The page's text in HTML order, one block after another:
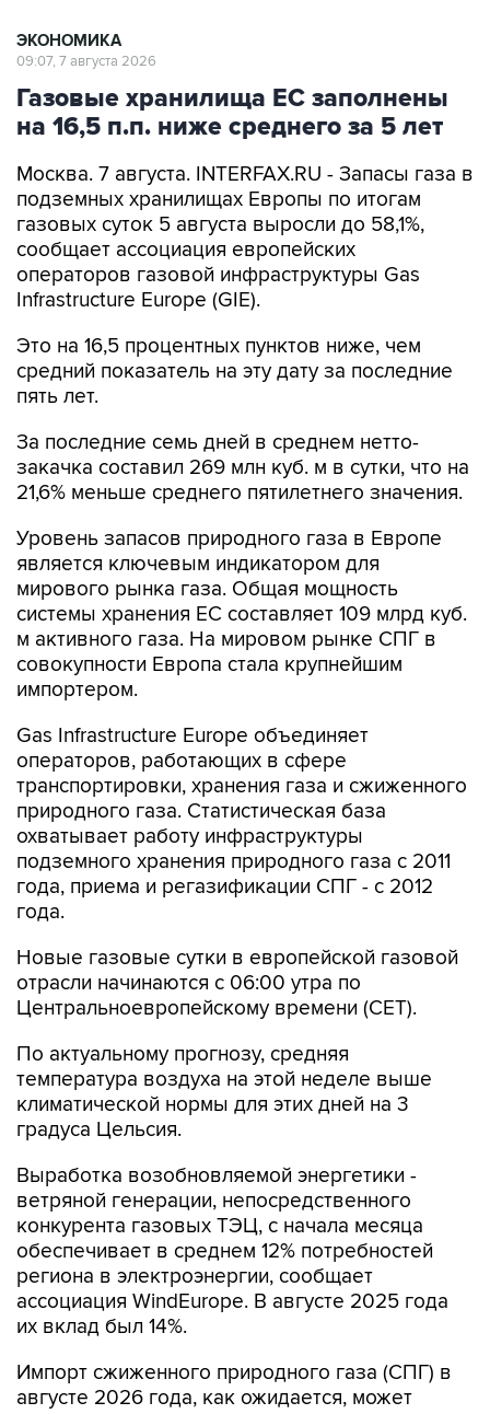
ЭКОНОМИКА
09:07, 7 августа 2026
Газовые хранилища ЕС заполнены
на 16,5 п.п. ниже среднего за 5 лет
Москва. 7 августа. INTERFAX.RU - Запасы газа в
подземных хранилищах Европы по итогам
газовых суток 5 августа выросли до 58,1%,
сообщает ассоциация европейских
операторов газовой инфраструктуры Gas
Infrastructure Europe (GIE).
Это на 16,5 процентных пунктов ниже, чем
средний показатель на эту дату за последние
пять лет.
За последние семь дней в среднем нетто-
закачка составил 269 млн куб. м в сутки, что на
21,6% меньше среднего пятилетнего значения.
Уровень запасов природного газа в Европе
является ключевым индикатором для
мирового рынка газа. Общая мощность
системы хранения ЕС составляет 109 млрд куб.
м активного газа. На мировом рынке СПГ в
совокупности Европа стала крупнейшим
импортером.
Gas Infrastructure Europe объединяет
операторов, работающих в сфере
транспортировки, хранения газа и сжиженного
природного газа. Статистическая база
охватывает работу инфраструктуры
подземного хранения природного газа с 2011
года, приема и регазификации СПГ - с 2012
года.
Новые газовые сутки в европейской газовой
отрасли начинаются c 06:00 утра по
Центральноевропейскому времени (CET).
По актуальному прогнозу, средняя
температура воздуха на этой неделе выше
климатической нормы для этих дней на 3
градуса Цельсия.
Выработка возобновляемой энергетики -
ветряной генерации, непосредственного
конкурента газовых ТЭЦ, с начала месяца
обеспечивает в среднем 12% потребностей
региона в электроэнергии, сообщает
ассоциация WindEurope. В августе 2025 года
их вклад был 14%.
Импорт сжиженного природного газа (СПГ) в
августе 2026 года, как ожидается, может